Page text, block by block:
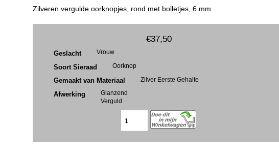
Zilveren vergulde oorknopjes, rond met bolletjes, 6 mm
€37,50
Geslacht Vrouw
Soort Sieraad Oorknop
Gemaakt van Materiaal Zilver Eerste Gehalte
Afwerking
Glanzend
Verguld